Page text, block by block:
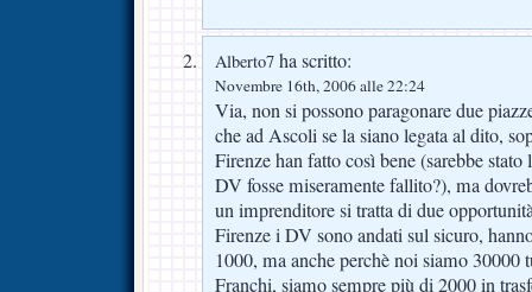
Alberto7 ha scritto:
Novembre 16th, 2006 alle 22:24
Via, non si possono paragonare due
che ad Ascoli se la siano legata al dito,
Firenze han fatto così bene (sarebbe stato
DV fosse miseramente fallito?), ma
un imprenditore si tratta di due
Firenze i DV sono andati sul sicuro,
1000, ma anche perchè noi siamo 30000
Franchi, siamo sempre più di 2000 in